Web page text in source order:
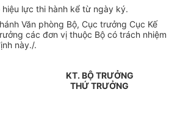
lực thi hành kể từ ngày ký.
Văn phòng Bộ, Cục trưởng Cục Kế
các đơn vị thuộc Bộ có trách nhiệm
này./.
KT. BỘ TRƯỞNG
THỨ TRƯỞNG